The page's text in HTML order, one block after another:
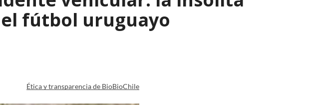
fútbol uruguayo
Ética y transparencia de BioBioChile